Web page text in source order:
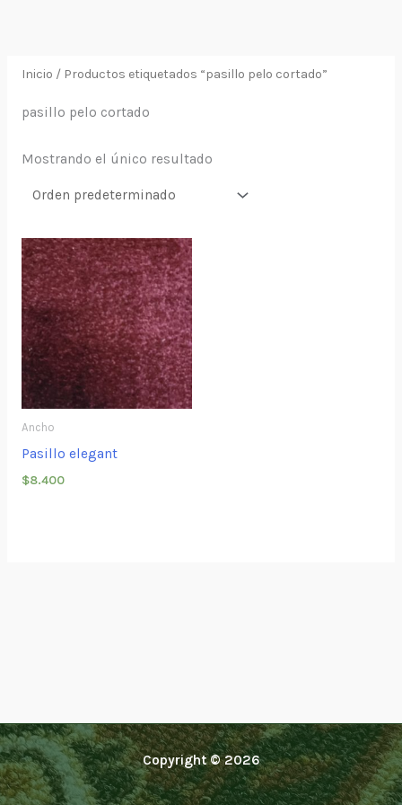
Inicio / Productos etiquetados “pasillo pelo cortado”
pasillo pelo cortado
Mostrando el único resultado
Ancho
Pasillo elegant
$8.400
Copyright © 2026